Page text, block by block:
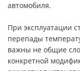
автомобиля.
При эксплуатации
перепады
важны не общие
конкретной